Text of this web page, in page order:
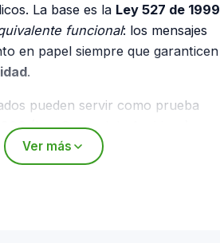
La base es la Ley 527 de 1999
funcional: los mensajes
en papel siempre que garanticen
.
pueden servir como prueba
(Ley General de Archivos)
Ver más